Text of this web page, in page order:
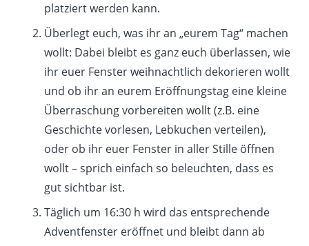
platziert werden kann.
Überlegt euch, was ihr an „eurem Tag“ machen
wollt: Dabei bleibt es ganz euch überlassen, wie
ihr euer Fenster weihnachtlich dekorieren wollt
und ob ihr an eurem Eröffnungstag eine kleine
Überraschung vorbereiten wollt (z.B. eine
Geschichte vorlesen, Lebkuchen verteilen),
oder ob ihr euer Fenster in aller Stille öffnen
wollt – sprich einfach so beleuchten, dass es
gut sichtbar ist.
Täglich um 16:30 h wird das entsprechende
Adventfenster eröffnet und bleibt dann ab